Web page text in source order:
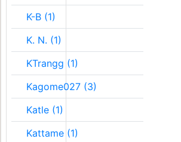
K-B (1)
K. N. (1)
KTrangg (1)
Kagome027 (3)
Katle (1)
Kattame (1)